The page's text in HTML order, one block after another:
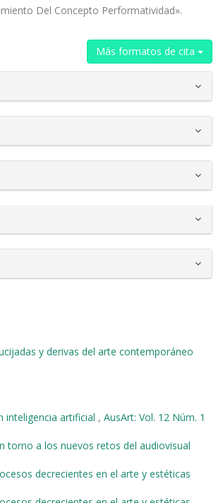
Del Concepto Performatividad».
Más formatos de cita
y derivas del arte contemporáneo
inteligencia artificial , AusArt: Vol. 12 Núm. 1
torno a los nuevos retos del audiovisual
decrecientes en el arte y estéticas